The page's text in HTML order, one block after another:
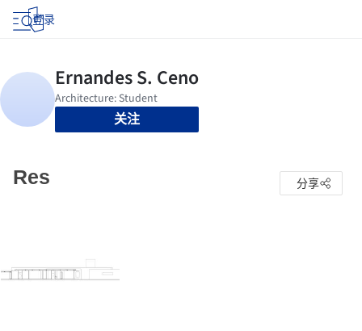
登录
关注
Res 分享